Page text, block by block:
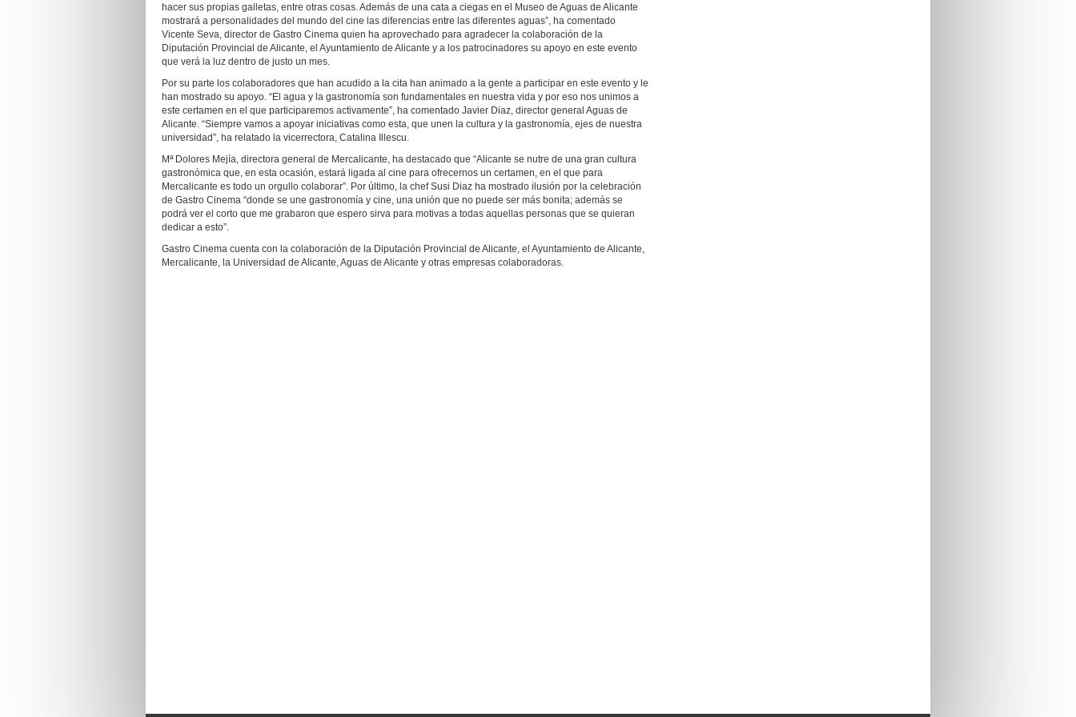
hacer sus propias galletas, entre otras cosas. Además de una cata a ciegas en el Museo de Aguas de Alicante
mostrará a personalidades del mundo del cine las diferencias entre las diferentes aguas”, ha comentado
Vicente Seva, director de Gastro Cinema quien ha aprovechado para agradecer la colaboración de la
Diputación Provincial de Alicante, el Ayuntamiento de Alicante y a los patrocinadores su apoyo en este evento
que verá la luz dentro de justo un mes.
Por su parte los colaboradores que han acudido a la cita han animado a la gente a participar en este evento y le
han mostrado su apoyo. “El agua y la gastronomía son fundamentales en nuestra vida y por eso nos unimos a
este certamen en el que participaremos activamente”, ha comentado Javier Diaz, director general Aguas de
Alicante. “Siempre vamos a apoyar iniciativas como esta, que unen la cultura y la gastronomía, ejes de nuestra
universidad”, ha relatado la vicerrectora, Catalina Illescu.
Mª Dolores Mejía, directora general de Mercalicante, ha destacado que “Alicante se nutre de una gran cultura
gastronómica que, en esta ocasión, estará ligada al cine para ofrecernos un certamen, en el que para
Mercalicante es todo un orgullo colaborar”. Por último, la chef Susi Diaz ha mostrado ilusión por la celebración
de Gastro Cinema “donde se une gastronomía y cine, una unión que no puede ser más bonita; además se
podrá ver el corto que me grabaron que espero sirva para motivas a todas aquellas personas que se quieran
dedicar a esto”.
Gastro Cinema cuenta con la colaboración de la Diputación Provincial de Alicante, el Ayuntamiento de Alicante,
Mercalicante, la Universidad de Alicante, Aguas de Alicante y otras empresas colaboradoras.